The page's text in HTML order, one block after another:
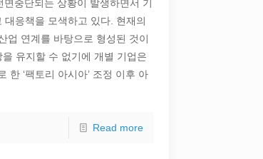
중단되는 상황이 발생하면서 기
응책을 모색하고 있다. 현재의
업 연계를 바탕으로 형성된 것이
유지할 수 없기에 개별 기업은
한 ‘팩토리 아시아’ 조정 이후 아
Read more